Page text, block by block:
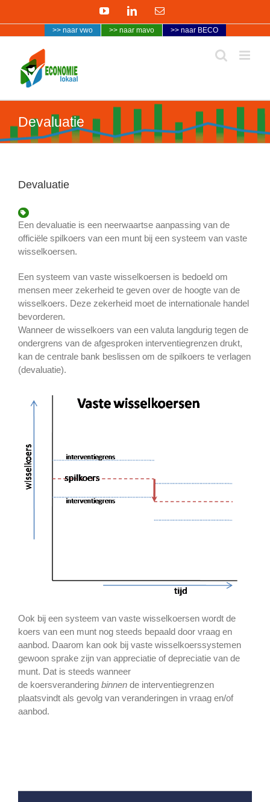
YouTubeLinkedInE-
>> naar vwo >> naar mavo >> naar BECO
Devaluatie
Devaluatie
Een devaluatie is een neerwaartse aanpassing van de
officiële spilkoers van een munt bij een systeem van vaste
wisselkoersen.
Een systeem van vaste wisselkoersen is bedoeld om
mensen meer zekerheid te geven over de hoogte van de
wisselkoers. Deze zekerheid moet de internationale handel
bevorderen.
Wanneer de wisselkoers van een valuta langdurig tegen de
ondergrens van de afgesproken interventiegrenzen drukt,
kan de centrale bank beslissen om de spilkoers te verlagen
(devaluatie).
Ook bij een systeem van vaste wisselkoersen wordt de
koers van een munt nog steeds bepaald door vraag en
aanbod. Daarom kan ook bij vaste wisselkoerssystemen
gewoon sprake zijn van appreciatie of depreciatie van de
munt. Dat is steeds wanneer
de koersverandering binnen de interventiegrenzen
plaatsvindt als gevolg van veranderingen in vraag en/of
aanbod.